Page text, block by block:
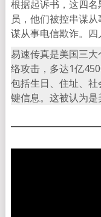
根据起诉书，这四
员，他们被控串谋
谋从事电信欺诈。四
易速传真是美国三
络攻击，多达1亿
包括生日、住址、
键信息。这被认为是